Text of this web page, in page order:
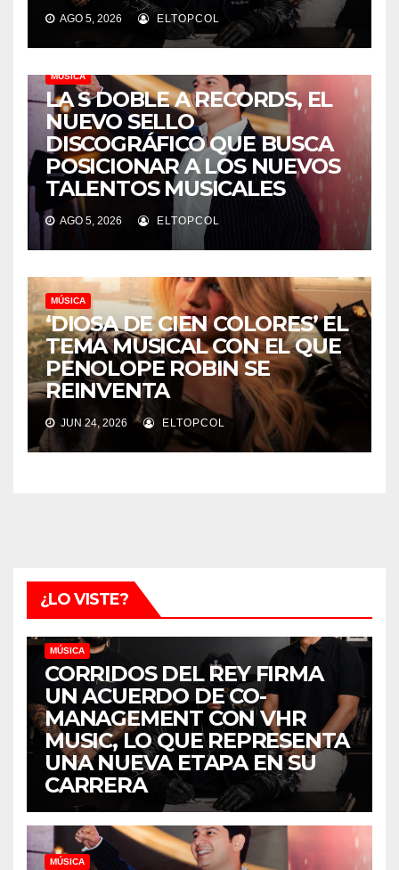
AGO 5, 2026 ELTOPCOL
MÚSICA
LA S DOBLE A RECORDS, EL
NUEVO SELLO
DISCOGRÁFICO QUE BUSCA
POSICIONAR A LOS NUEVOS
TALENTOS MUSICALES
AGO 5, 2026 ELTOPCOL
MÚSICA
‘DIOSA DE CIEN COLORES’ EL
TEMA MUSICAL CON EL QUE
PENOLOPE ROBIN SE
REINVENTA
JUN 24, 2026 ELTOPCOL
¿LO VISTE?
MÚSICA
CORRIDOS DEL REY FIRMA
UN ACUERDO DE CO-
MANAGEMENT CON VHR
MUSIC, LO QUE REPRESENTA
UNA NUEVA ETAPA EN SU
CARRERA
MÚSICA